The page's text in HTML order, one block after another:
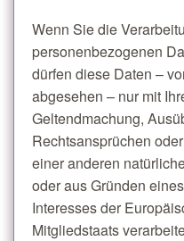
Wenn Sie die
personenbezogenen
dürfen diese Daten –
abgesehen – nur mit
Geltendmachung,
Rechtsansprüchen
einer anderen
oder aus Gründen
Interesses der
Mitgliedstaats